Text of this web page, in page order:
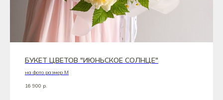
БУКЕТ ЦВЕТОВ "ИЮНЬСКОЕ СОЛНЦЕ"
на фото размер M
16 900 р.